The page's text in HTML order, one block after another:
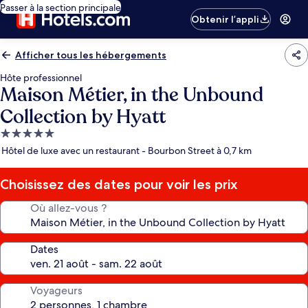
Passer à la section principale
Obtenir l’appli
Afficher tous les hébergements
Hôte professionnel
Maison Métier, in the Unbound
Collection by Hyatt
Hébergement
5.0 étoiles
Hôtel de luxe avec un restaurant - Bourbon Street à 0,7 km
Choisissez des dates pour voir les prix
Où allez-vous ?
Dates
Voyageurs